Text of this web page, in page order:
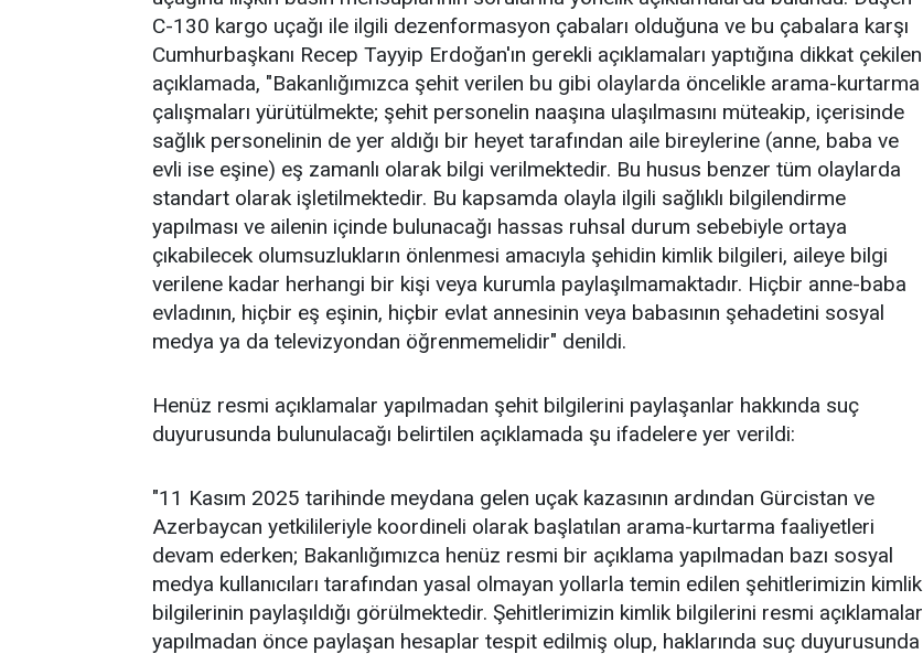
C-130 kargo uçağı ile ilgili dezenformasyon çabaları olduğuna ve bu çabalara karşı
Cumhurbaşkanı Recep Tayyip Erdoğan'ın gerekli açıklamaları yaptığına dikkat çekilen
açıklamada, "Bakanlığımızca şehit verilen bu gibi olaylarda öncelikle arama-kurtarma
çalışmaları yürütülmekte; şehit personelin naaşına ulaşılmasını müteakip, içerisinde
sağlık personelinin de yer aldığı bir heyet tarafından aile bireylerine (anne, baba ve
evli ise eşine) eş zamanlı olarak bilgi verilmektedir. Bu husus benzer tüm olaylarda
standart olarak işletilmektedir. Bu kapsamda olayla ilgili sağlıklı bilgilendirme
yapılması ve ailenin içinde bulunacağı hassas ruhsal durum sebebiyle ortaya
çıkabilecek olumsuzlukların önlenmesi amacıyla şehidin kimlik bilgileri, aileye bilgi
verilene kadar herhangi bir kişi veya kurumla paylaşılmamaktadır. Hiçbir anne-baba
evladının, hiçbir eş eşinin, hiçbir evlat annesinin veya babasının şehadetini sosyal
medya ya da televizyondan öğrenmemelidir" denildi.
Henüz resmi açıklamalar yapılmadan şehit bilgilerini paylaşanlar hakkında suç
duyurusunda bulunulacağı belirtilen açıklamada şu ifadelere yer verildi:
"11 Kasım 2025 tarihinde meydana gelen uçak kazasının ardından Gürcistan ve
Azerbaycan yetkilileriyle koordineli olarak başlatılan arama-kurtarma faaliyetleri
devam ederken; Bakanlığımızca henüz resmi bir açıklama yapılmadan bazı sosyal
medya kullanıcıları tarafından yasal olmayan yollarla temin edilen şehitlerimizin kimlik
bilgilerinin paylaşıldığı görülmektedir. Şehitlerimizin kimlik bilgilerini resmi açıklamalar
yapılmadan önce paylaşan hesaplar tespit edilmiş olup, haklarında suç duyurusunda